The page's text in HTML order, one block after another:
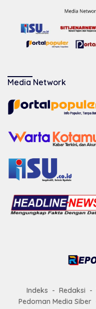
Media Network
Indeks Redaksi
Pedoman Media Siber